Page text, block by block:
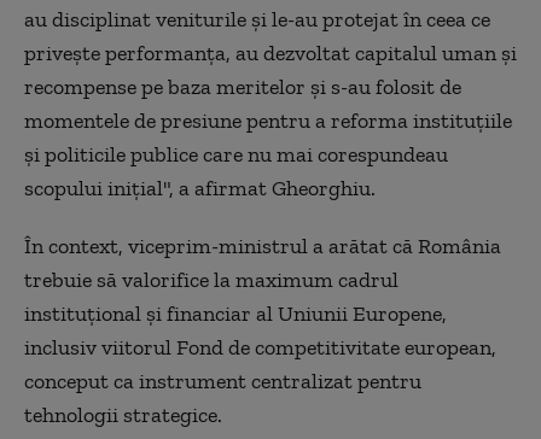
au disciplinat veniturile şi le-au protejat în ceea ce
priveşte performanţa, au dezvoltat capitalul uman şi
recompense pe baza meritelor şi s-au folosit de
momentele de presiune pentru a reforma instituţiile
şi politicile publice care nu mai corespundeau
scopului iniţial", a afirmat Gheorghiu.
În context, viceprim-ministrul a arătat că România
trebuie să valorifice la maximum cadrul
instituţional şi financiar al Uniunii Europene,
inclusiv viitorul Fond de competitivitate european,
conceput ca instrument centralizat pentru
tehnologii strategice.